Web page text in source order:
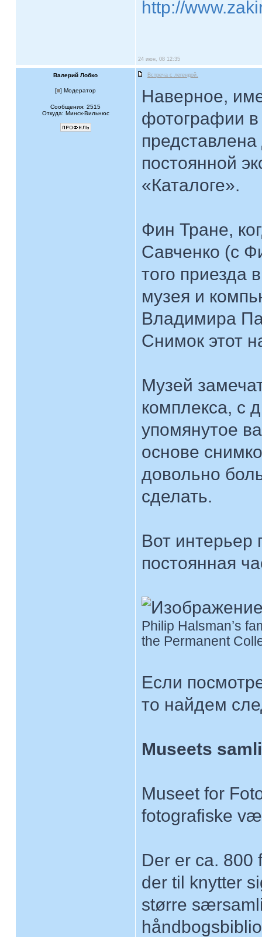
http://
24 июн, 08 12:35
Валерий Лобко Встреча с легендой.
[ ] Модератор
Сообщения: 2515
Откуда: Минск-Вильнюс
Наверное,
фотографии
постоянной
«Каталоге».
Фин Тране,
Савченко (с
того приезда
музея и
Владимира
Снимок этот
Музей
комплекса, с
упомянутое
основе
довольно
сделать.
Вот интерьер
постоянная
Philip Halsman’s
the Permanent
Если
то найдем
Museets
Museet for
fotografiske
Der er ca. 800
der til knytter
større